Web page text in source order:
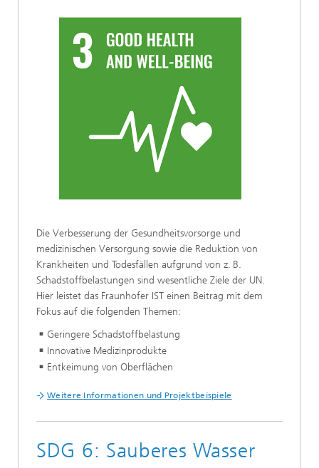
Die Verbesserung der Gesundheitsvorsorge und
medizinischen Versorgung sowie die Reduktion von
Krankheiten und Todesfällen aufgrund von z. B.
Schadstoffbelastungen sind wesentliche Ziele der UN.
Hier leistet das Fraunhofer IST einen Beitrag mit dem
Fokus auf die folgenden Themen:
Geringere Schadstoffbelastung
Innovative Medizinprodukte
Entkeimung von Oberflächen
Weitere Informationen und Projektbeispiele
SDG 6: Sauberes Wasser